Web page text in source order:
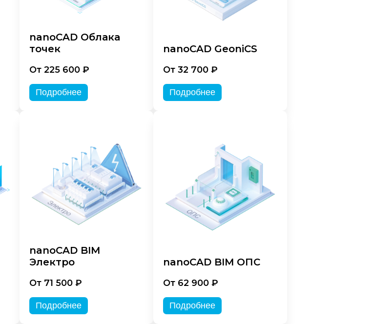
nanoCAD Облака
точек
От 225 600 ₽
Подробнее
nanoCAD GeoniCS
От 32 700 ₽
Подробнее
nanoCAD BIM
Электро
От 71 500 ₽
Подробнее
nanoCAD BIM ОПС
От 62 900 ₽
Подробнее